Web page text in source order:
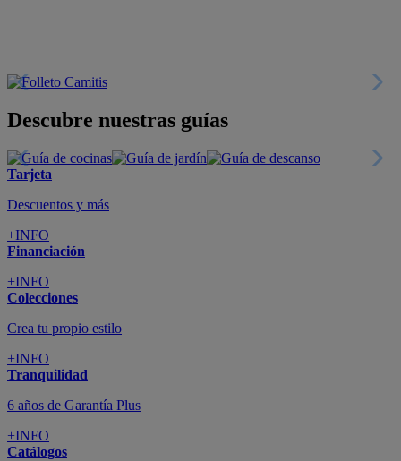
Descubre nuestras guías
Tarjeta
Descuentos y más
+INFO
Financiación
+INFO
Colecciones
Crea tu propio estilo
+INFO
Tranquilidad
6 años de Garantía Plus
+INFO
Catálogos